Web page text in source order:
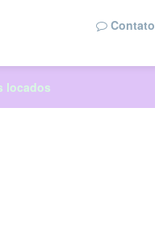
Contato
locados